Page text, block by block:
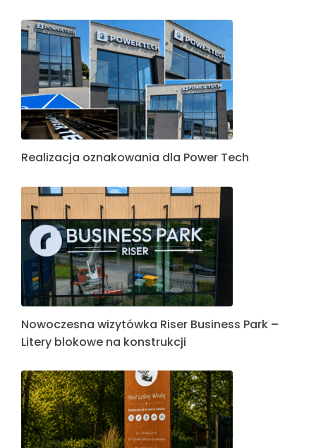
Realizacja oznakowania dla Power Tech
Nowoczesna wizytówka Riser Business Park –
Litery blokowe na konstrukcji